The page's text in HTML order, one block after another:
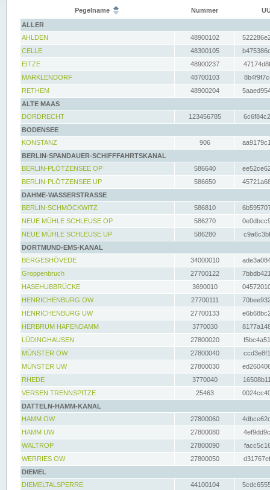
Pegelname Nummer
ALLER
AHLDEN
48900102
CELLE
48300105
EITZE
48900237
MARKLENDORF
48700103
RETHEM
48900204
ALTE MAAS
DORDRECHT
123456785
BODENSEE
KONSTANZ
906
BERLIN-SPANDAUER-SCHIFFFAHRTSKANAL
BERLIN-PLÖTZENSEE OP
586640
BERLIN-PLÖTZENSEE UP
586650
DAHME-WASSERSTRASSE
BERLIN-SCHMÖCKWITZ
586810
NEUE MÜHLE SCHLEUSE OP
586270
NEUE MÜHLE SCHLEUSE UP
586280
DORTMUND-EMS-KANAL
BERGESHÖVEDE
34000010
Groppenbruch
27700122
HASEHUBBRÜCKE
3690010
HENRICHENBURG OW
27700111
HENRICHENBURG UW
27700133
HERBRUM HAFENDAMM
3770030
LÜDINGHAUSEN
27800020
MÜNSTER OW
27800040
MÜNSTER UW
27800030
RHEDE
3770040
VERSEN TRENNSPITZE
25463
DATTELN-HAMM-KANAL
HAMM OW
27800060
HAMM UW
27800080
WALTROP
27800090
WERRIES OW
27800050
DIEMEL
DIEMELTALSPERRE
44100104